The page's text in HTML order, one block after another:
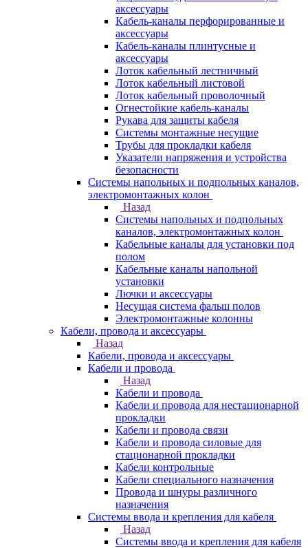
аксессуары
Кабель-каналы перфорированные и
аксессуары
Кабель-каналы плинтусные и
аксессуары
Лоток кабельный лестничный
Лоток кабельный листовой
Лоток кабельный проволочный
Огнестойкие кабель-каналы
Рукава для защиты кабеля
Системы монтажные несущие
Трубы для прокладки кабеля
Указатели напряжения и устройства
безопасности
Системы напольных и подпольных каналов,
электромонтажных колон
Назад
Системы напольных и подпольных
каналов, электромонтажных колон
Кабельные каналы для установки под
полом
Кабельные каналы напольной
установки
Лючки и аксессуары
Несущая система фальш полов
Электромонтажные колонны
Кабели, провода и аксессуары
Назад
Кабели, провода и аксессуары
Кабели и провода
Назад
Кабели и провода
Кабели и провода для нестационарной
прокладки
Кабели и провода связи
Кабели и провода силовые для
стационарной прокладки
Кабели контрольные
Кабели специального назначения
Провода и шнуры различного
назначения
Системы ввода и крепления для кабеля
Назад
Системы ввода и крепления для кабеля